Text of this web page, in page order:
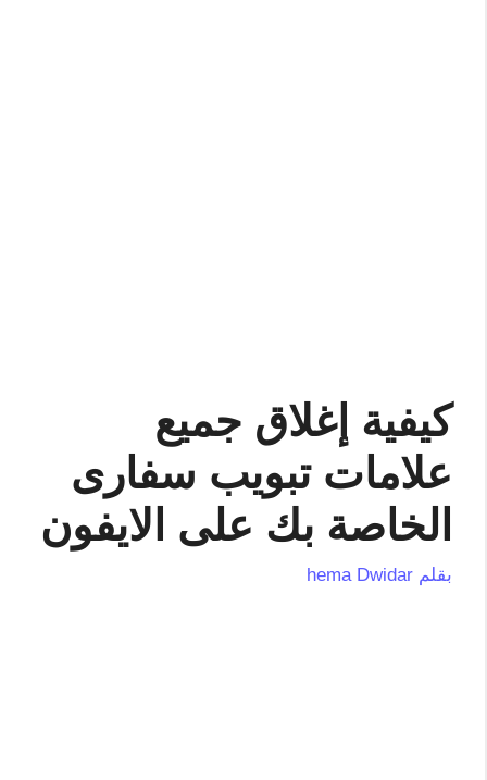
كيفية إغلاق جميع
علامات تبويب سفارى
الخاصة بك على الايفون
بقلم hema Dwidar